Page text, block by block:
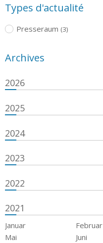
Types d'actualité
Presseraum (3)
Archives
2026
2025
2024
2023
2022
2021
Januar Februar
Mai
Juni